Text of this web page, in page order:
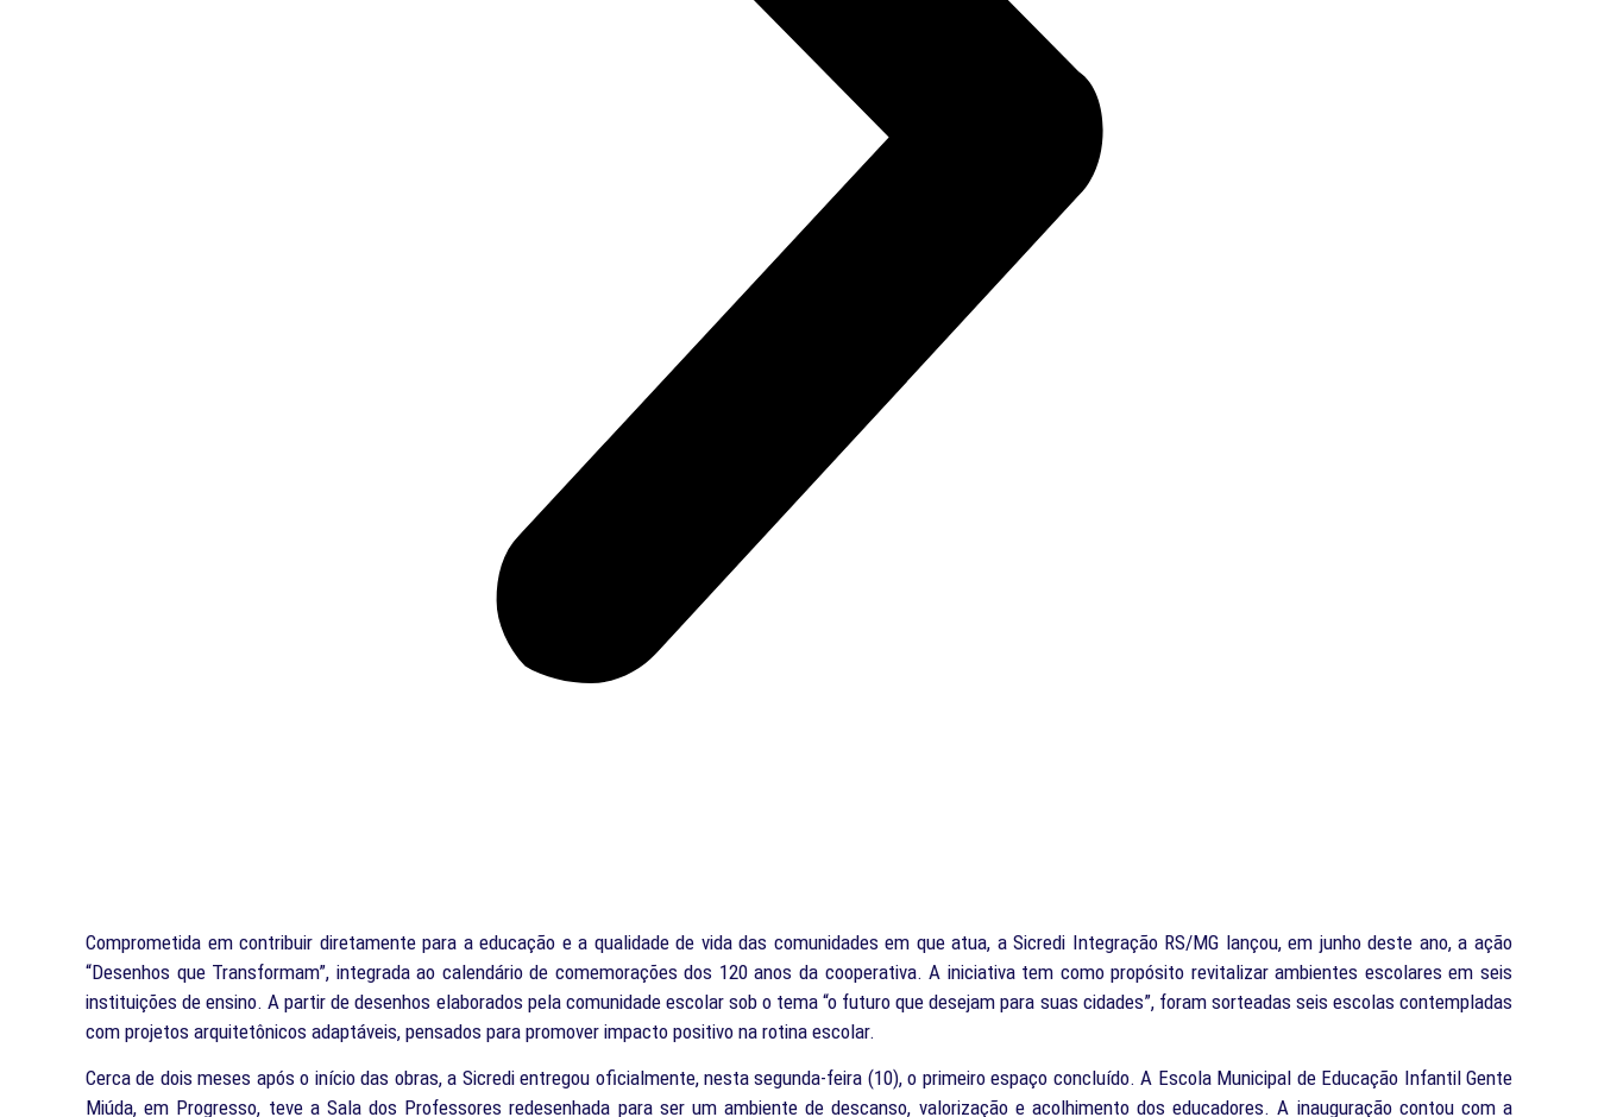
Comprometida em contribuir diretamente para a educação e a qualidade de vida das comunidades em que atua, a Sicredi Integração RS/MG lançou, em junho deste ano, a ação
“Desenhos que Transformam”, integrada ao calendário de comemorações dos 120 anos da cooperativa. A iniciativa tem como propósito revitalizar ambientes escolares em seis
instituições de ensino. A partir de desenhos elaborados pela comunidade escolar sob o tema “o futuro que desejam para suas cidades”, foram sorteadas seis escolas contempladas
com projetos arquitetônicos adaptáveis, pensados para promover impacto positivo na rotina escolar.
Cerca de dois meses após o início das obras, a Sicredi entregou oficialmente, nesta segunda-feira (10), o primeiro espaço concluído. A Escola Municipal de Educação Infantil Gente
Miúda, em Progresso, teve a Sala dos Professores redesenhada para ser um ambiente de descanso, valorização e acolhimento dos educadores. A inauguração contou com a